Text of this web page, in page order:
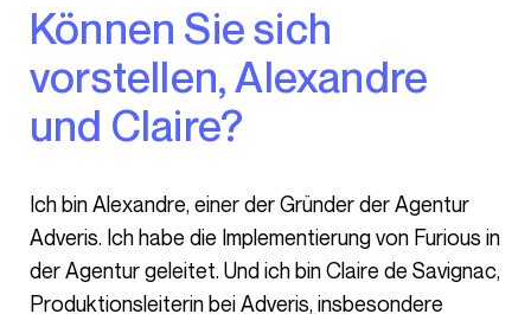
Können Sie sich
vorstellen, Alexandre
und Claire?
Ich bin Alexandre, einer der Gründer der Agentur
Adveris. Ich habe die Implementierung von Furious in
der Agentur geleitet. Und ich bin Claire de Savignac,
Produktionsleiterin bei Adveris, insbesondere